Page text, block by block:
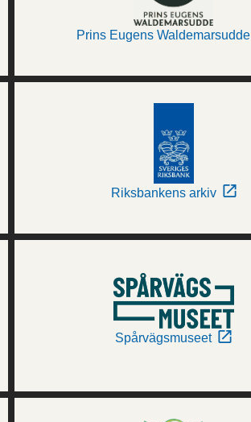
Prins Eugens Waldemarsudde
Riksbankens arkiv
Spårvägsmuseet